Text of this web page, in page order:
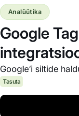
Google
Google’i siltide
Analüütika
Tasuta